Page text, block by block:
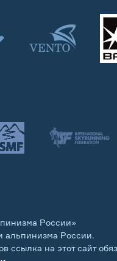
России»
России.
ссылка на этот сайт